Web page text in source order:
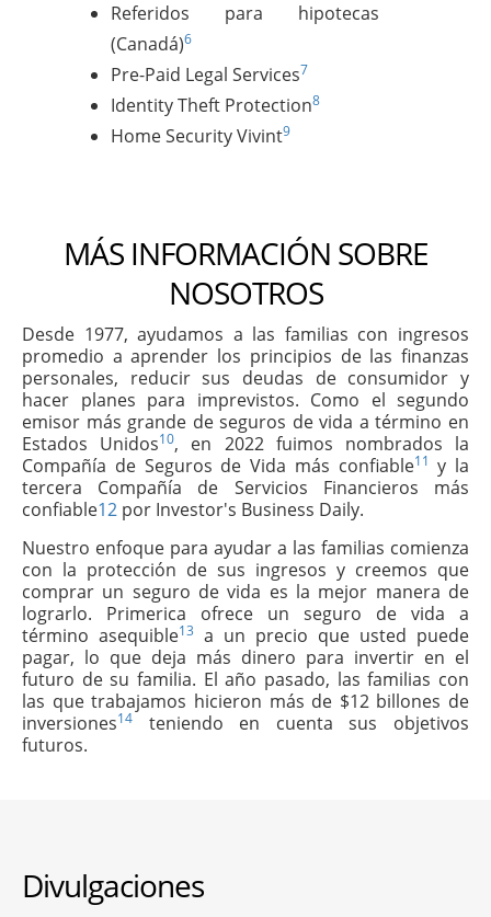
Referidos para hipotecas
(Canadá)6
Pre-Paid Legal Services7
Identity Theft Protection8
Home Security Vivint9
MÁS INFORMACIÓN SOBRE
NOSOTROS
Desde 1977, ayudamos a las familias con ingresos
promedio a aprender los principios de las finanzas
personales, reducir sus deudas de consumidor y
hacer planes para imprevistos. Como el segundo
emisor más grande de seguros de vida a término en
Estados Unidos10, en 2022 fuimos nombrados la
Compañía de Seguros de Vida más confiable11 y la
tercera Compañía de Servicios Financieros más
confiable12 por Investor's Business Daily.
Nuestro enfoque para ayudar a las familias comienza
con la protección de sus ingresos y creemos que
comprar un seguro de vida es la mejor manera de
lograrlo. Primerica ofrece un seguro de vida a
término asequible13 a un precio que usted puede
pagar, lo que deja más dinero para invertir en el
futuro de su familia. El año pasado, las familias con
las que trabajamos hicieron más de $12 billones de
inversiones14
teniendo en cuenta sus objetivos
futuros.
Divulgaciones